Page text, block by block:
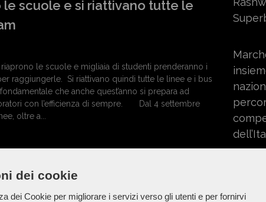
dei cookie
dei Cookie per migliorare i servizi verso gli utenti e per fornirvi
le scuole e si riattivano tutte le
le scuole e migliaia di studenti prenderanno i
raggiungerle. Si riattivano quindi tutte le linee e i bus
che anche quest’anno si prepara ad
con l’efficienza di sempre. Dal 4 settembre
oltre a...
conquista il primo posto al
"Le stelle di domani"